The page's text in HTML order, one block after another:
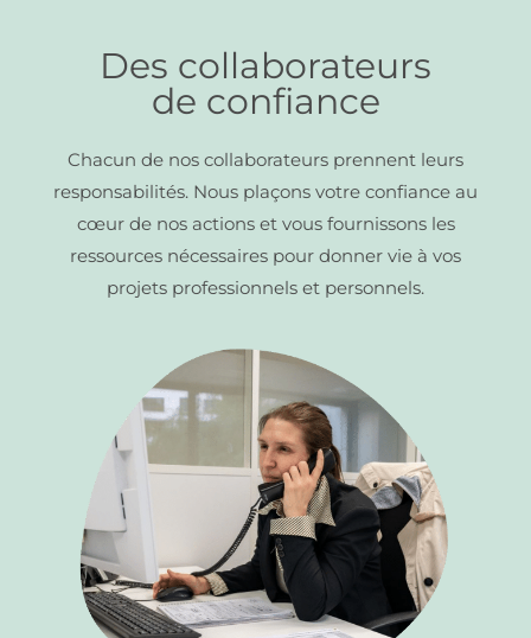
Des collaborateurs
de confiance
Chacun de nos collaborateurs prennent leurs
responsabilités. Nous plaçons votre confiance au
cœur de nos actions et vous fournissons les
ressources nécessaires pour donner vie à vos
projets professionnels et personnels.